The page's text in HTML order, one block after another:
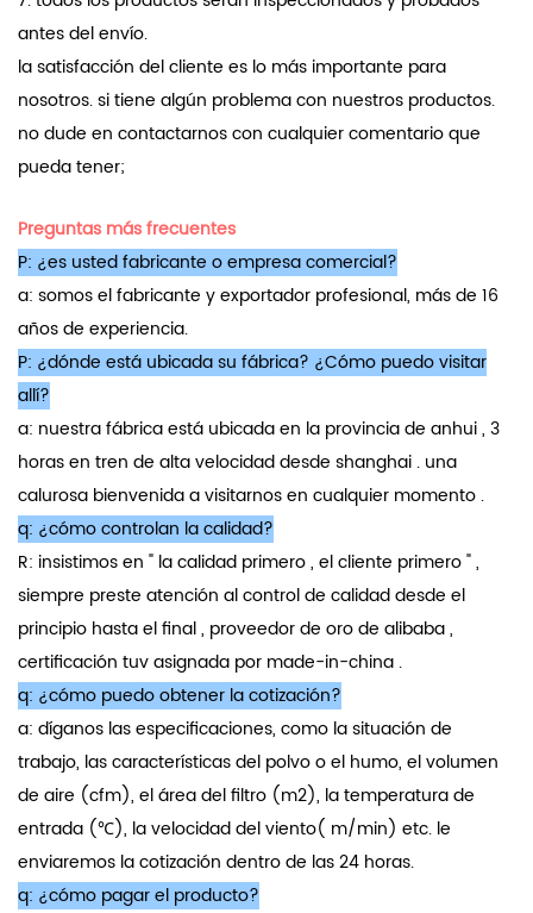
antes del envío.
la satisfacción del cliente es lo más importante para
nosotros. si tiene algún problema con nuestros productos.
no dude en contactarnos con cualquier comentario que
pueda tener;
Preguntas más frecuentes
P: ¿es usted fabricante o empresa comercial?
a: somos el fabricante y exportador profesional, más de 16
años de experiencia.
P: ¿dónde está ubicada su fábrica? ¿Cómo puedo visitar
allí?
a: nuestra fábrica está ubicada en la provincia de anhui , 3
horas en tren de alta velocidad desde shanghai . una
calurosa bienvenida a visitarnos en cualquier momento .
q: ¿cómo controlan la calidad?
R: insistimos en " la calidad primero , el cliente primero " ,
siempre preste atención al control de calidad desde el
principio hasta el final , proveedor de oro de alibaba ,
certificación tuv asignada por made-in-china .
q: ¿cómo puedo obtener la cotización?
a: díganos las especificaciones, como la situación de
trabajo, las características del polvo o el humo, el volumen
de aire (cfm), el área del filtro (m2), la temperatura de
entrada (℃), la velocidad del viento( m/min) etc. le
enviaremos la cotización dentro de las 24 horas.
q: ¿cómo pagar el producto?